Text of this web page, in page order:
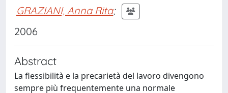
GRAZIANI, Anna Rita;
2006
Abstract
La flessibilità e la precarietà del lavoro divengono
sempre più frequentemente una normale